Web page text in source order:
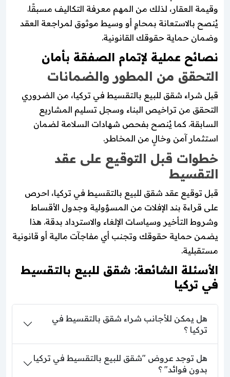
وقيمة العقار، لذلك من المهم معرفة التكاليف مسبقًا.
يُنصح بالاستعانة بمحامٍ أو وسيط موثوق لمراجعة العقد
وضمان حماية حقوقك القانونية.
نصائح عملية لإتمام الصفقة بأمان
التحقق من المطور والضمانات
قبل شراء شقق للبيع بالتقسيط في تركيا، من الضروري
التحقق من تراخيص البناء وسجل تسليم المشاريع
السابقة. كما يُنصح بفحص شهادات السلامة لضمان
استثمار آمن وخالٍ من المخاطر.
خطوات قبل التوقيع على عقد
التقسيط
قبل توقيع عقد شقق للبيع بالتقسيط في تركيا، احرص
على قراءة بند الإفلات من المسؤولية وجدول الأقساط
وشروط التأخير وسياسات الإلغاء والاسترداد بدقة. هذا
يضمن حماية حقوقك وتجنب أي مفاجآت مالية أو قانونية
مستقبلية.
الأسئلة الشائعة: شقق للبيع بالتقسيط
في تركيا
هل يمكن للأجانب شراء شقق بالتقسيط في
تركيا ؟
هل توجد عروض "شقق للبيع بالتقسيط في تركيا
بدون فوائد" ؟